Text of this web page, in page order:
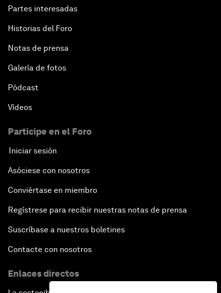
Partes interesadas
Historias del Foro
Notas de prensa
Galería de fotos
Pódcast
Vídeos
Participe en el Foro
Iniciar sesión
Asóciese con nosotros
Conviértase en miembro
Regístrese para recibir nuestras notas de prensa
Suscríbase a nuestros boletines
Contacte con nosotros
Enlaces directos